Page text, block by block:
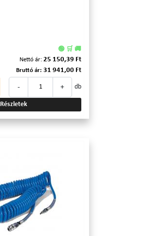
🟢 🛒 🚚
Nettó ár: 25 150,39 Ft
Bruttó ár: 31 941,00 Ft
- + db
Részletek